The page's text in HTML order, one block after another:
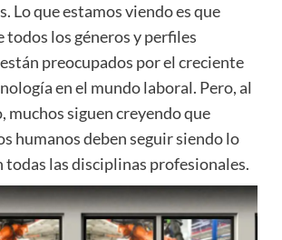
Lo que estamos viendo es que
todos los géneros y perfiles
preocupados por el creciente
en el mundo laboral. Pero, al
muchos siguen creyendo que
humanos deben seguir siendo lo
todas las disciplinas profesionales.